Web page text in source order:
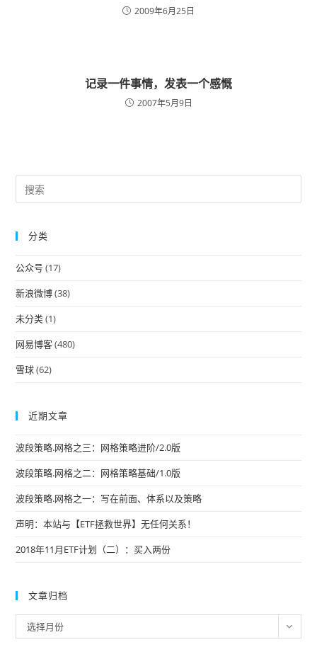
2009年6月25日
记录一件事情，发表一个感慨
2007年5月9日
分类
公众号 (17)
新浪微博(38)
未分类(1)
网易博客(480)
雪球(62)
近期文章
波段策略.网格之三：网格策略进阶/2.0版
波段策略.网格之二：网格策略基础/1.0版
波段策略.网格之一：写在前面、体系以及策略
声明：本站与【ETF拯救世界】无任何关系！
2018年11月ETF计划（二）：买入两份
文章归档
章
选择月份